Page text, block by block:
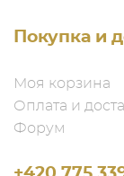
Покупка и
Моя корзина
Оплата и
Форум